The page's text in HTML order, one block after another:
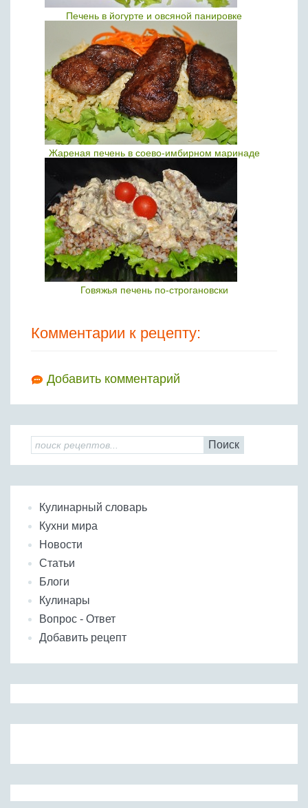
Печень в йогурте и овсяной панировке
Жареная печень в соево-имбирном маринаде
Говяжья печень по-строгановски
Комментарии к рецепту:
Добавить комментарий
Поиск
Кулинарный словарь
Кухни мира
Новости
Статьи
Блоги
Кулинары
Вопрос - Ответ
Добавить рецепт